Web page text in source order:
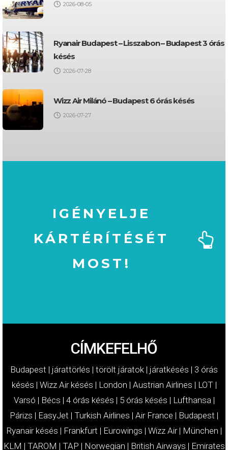
2026-08-05
Ryanair Budapest – Lisszabon – Budapest 3 órás
késés
2026-07-28
Wizz Air Milánó – Budapest 6 órás késés
2026-07-27
IGÉNYELJE
KÁRTÉRÍTÉSÉT
MOST!
CÍMKEFELHŐ
Budapest | járattörlés | törölt járatok | járatkésés | 3 órás
késés | Wizz Air késés | London | Austrian Airlines | LOT|
Varsó | Bécs | 4 órás késés | 5 órás késés | Lufthansa|
Párizs | EasyJet | Turkish Airlines | Air France | Budapest |
Ryanair késés | Frankfurt | Eurowings | Wizz Air| München |
KLM | TAROM | TAP | Norwegian | British Airways | Emirates